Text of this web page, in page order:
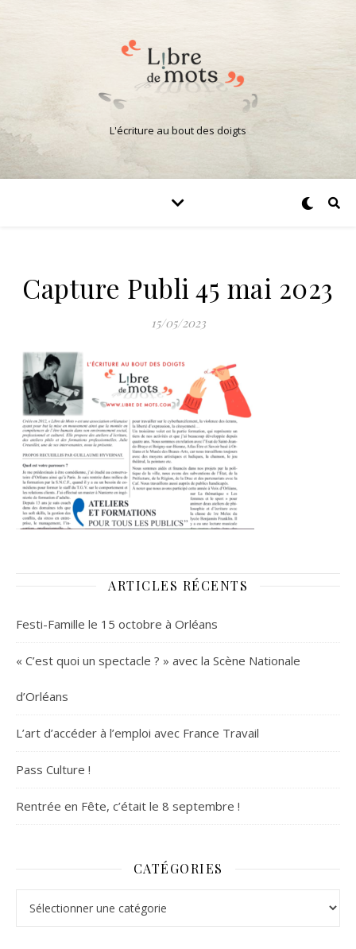
L'écriture au bout des doigts
Capture Publi 45 mai 2023
15/05/2023
ARTICLES RÉCENTS
Festi-Famille le 15 octobre à Orléans
« C’est quoi un spectacle ? » avec la Scène Nationale
d’Orléans
L’art d’accéder à l’emploi avec France Travail
Pass Culture !
Rentrée en Fête, c’était le 8 septembre !
CATÉGORIES